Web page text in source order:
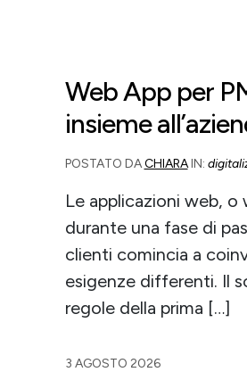
Web App per
insieme
POSTATO DACHIARAIN:
Le applicazioni web, o
durante una fase di
clienti comincia a
esigenze differenti. Il
regole della prima […]
3 AGOSTO 2026